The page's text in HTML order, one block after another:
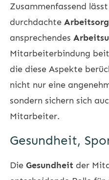
Zusammenfassend
durchdachte
ansprechendes
Mitarbeiterbindung
die diese Aspekte
nicht nur eine
sondern sichern sich
Mitarbeiter.
Gesundheit,
Die Gesundheit der